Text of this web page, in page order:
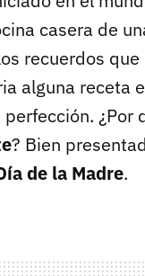
casera de
recuerdos
alguna receta
¿Por
? Bien
de la Madre.